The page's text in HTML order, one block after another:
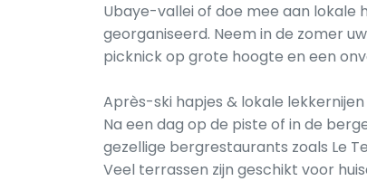
Ubaye-vallei of doe mee aan lokale
georganiseerd. Neem in de zomer
picknick op grote hoogte en een
Après-ski hapjes & lokale lekkernijen
Na een dag op de piste of in de
gezellige bergrestaurants zoals Le
Veel terrassen zijn geschikt voor